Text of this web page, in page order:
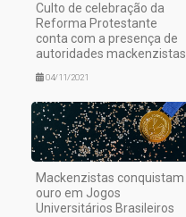
Culto de celebração da
Reforma Protestante
conta com a presença de
autoridades mackenzistas
04/11/2021
Mackenzistas conquistam
ouro em Jogos
Universitários Brasileiros